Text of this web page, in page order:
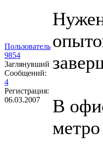
Пользователь
9854
Заглянувший
Сообщений:
4
Регистрация:
06.03.2007
В